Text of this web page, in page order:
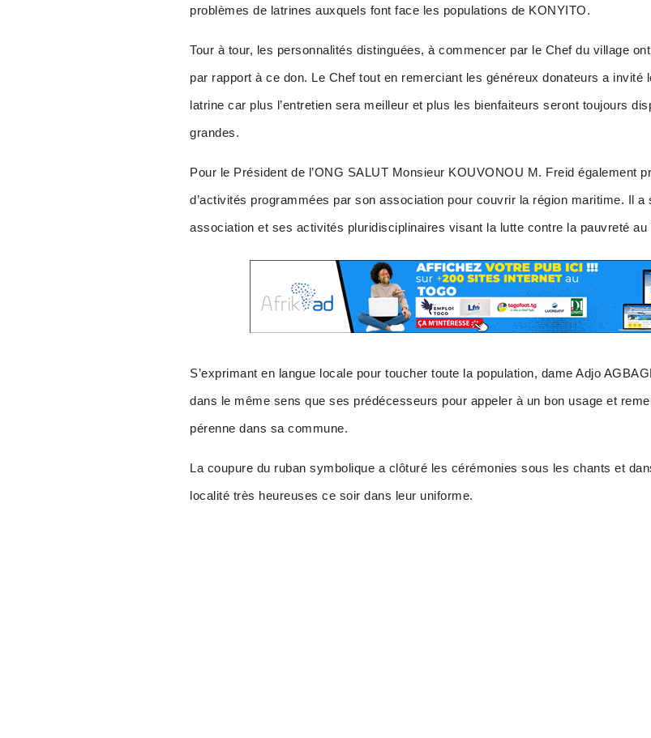
problèmes de latrines auxquels font face les populations de KONYITO.
Tour à tour, les personnalités distinguées, à commencer par le Chef du village
par rapport à ce don. Le Chef tout en remerciant les généreux donateurs a invité
latrine car plus l’entretien sera meilleur et plus les bienfaiteurs seront toujours
grandes.
Pour le Président de l’ONG SALUT Monsieur KOUVONOU M. Freid également
d’activités programmées par son association pour couvrir la région maritime. Il a
association et ses activités pluridisciplinaires visant la lutte contre la pauvreté au
S’exprimant en langue locale pour toucher toute la population, dame Adjo
dans le même sens que ses prédécesseurs pour appeler à un bon usage et
pérenne dans sa commune.
La coupure du ruban symbolique a clôturé les cérémonies sous les chants et
localité très heureuses ce soir dans leur uniforme.